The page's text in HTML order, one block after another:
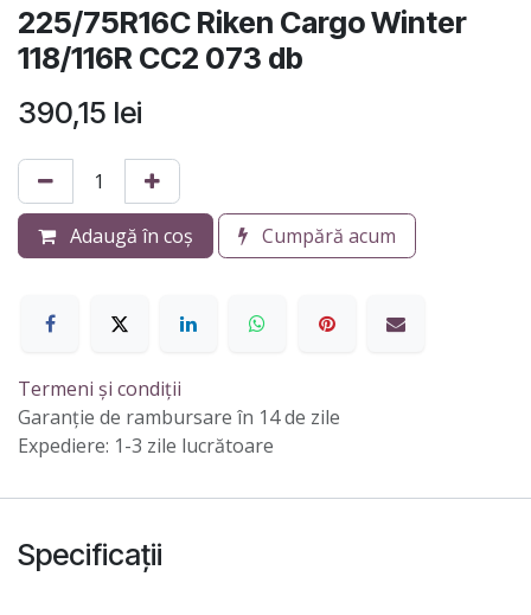
225/75R16C Riken Cargo Winter
118/116R CC2 073 db
390,15 lei
Adaugă în coș Cumpără acum
Termeni și condiții
Garanție de rambursare în 14 de zile
Expediere: 1-3 zile lucrătoare
Specificații